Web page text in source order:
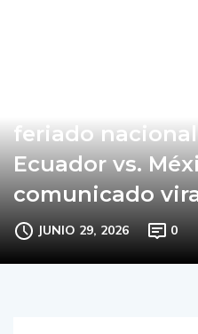
feriado
Ecuador vs.
comunicado
JUNIO 29, 2026 0